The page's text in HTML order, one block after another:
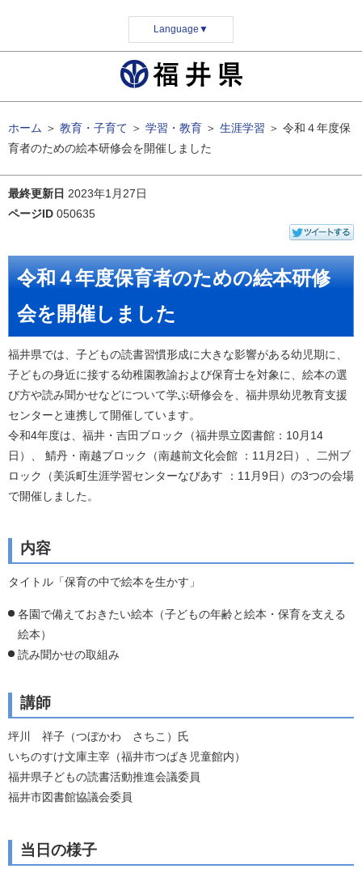
Language ▼
ホーム ＞ 教育・子育て ＞ 学習・教育 ＞ 生涯学習 ＞ 令和４年度保
育者のための絵本研修会を開催しました
最終更新日 2023年1月27日
ページID 050635
令和４年度保育者のための絵本研修
会を開催しました
福井県では、子どもの読書習慣形成に大きな影響がある幼児期に、
子どもの身近に接する幼稚園教諭および保育士を対象に、絵本の選
び方や読み聞かせなどについて学ぶ研修会を、福井県幼児教育支援
センターと連携して開催しています。
令和4年度は、福井・吉田ブロック（福井県立図書館：10月14
日）、 鯖丹・南越ブロック（南越前文化会館 ：11月2日）、二州ブ
ロック（美浜町生涯学習センターなびあす ：11月9日）の3つの会場
で開催しました。
内容
タイトル「保育の中で絵本を生かす」
各園で備えておきたい絵本（子どもの年齢と絵本・保育を支える
絵本）
読み聞かせの取組み
講師
坪川 祥子（つぼかわ さちこ）氏
いちのすけ文庫主宰（福井市つばき児童館内）
福井県子どもの読書活動推進会議委員
福井市図書館協議会委員
当日の様子